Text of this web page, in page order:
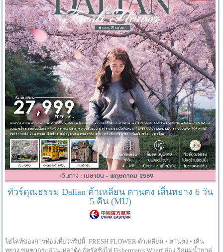
ทัวร์คุณธรรม Dalian ต้าเหลียน ตานตง เสิ่นหยาง 6 วัน
5 คืน (MU)
ไฮไลท์ของการท่องเที่ยวทริปนี้ FRESH FLOWER ต้าเหลียน • ตานตง • เสิ่น
หยาง ชมซากุระสวนเหลาต้ง จัตุรัสซิงไห่ Fisherman's Wharf ล่องเรือเเม่น้ำยาลู่